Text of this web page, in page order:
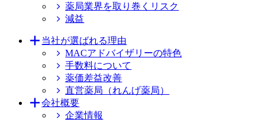
薬局業界を取り巻くリスク
減益
当社が選ばれる理由
MACアドバイザリーの特色
手数料について
薬価差益改善
直営薬局（れんげ薬局）
会社概要
企業情報